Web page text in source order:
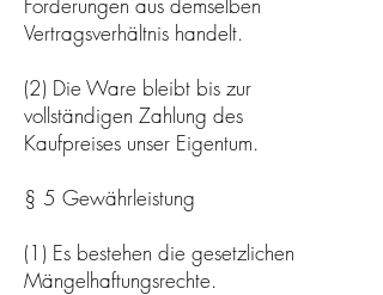
Vertragsverhältnis handelt.
(2) Die Ware bleibt bis zur
vollständigen Zahlung des
Kaufpreises unser Eigentum.
§ 5 Gewährleistung
(1) Es bestehen die gesetzlichen
Mängelhaftungsrechte.